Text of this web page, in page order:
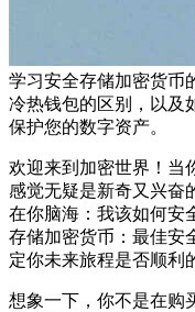
学习安全存储加密货币
冷热钱包的区别，以及
保护您的数字资产。
欢迎来到加密世界！当
感觉无疑是新奇又兴奋
在你脑海：我该如何安
存储加密货币：最佳安
定你未来旅程是否顺利
想象一下，你不是在购